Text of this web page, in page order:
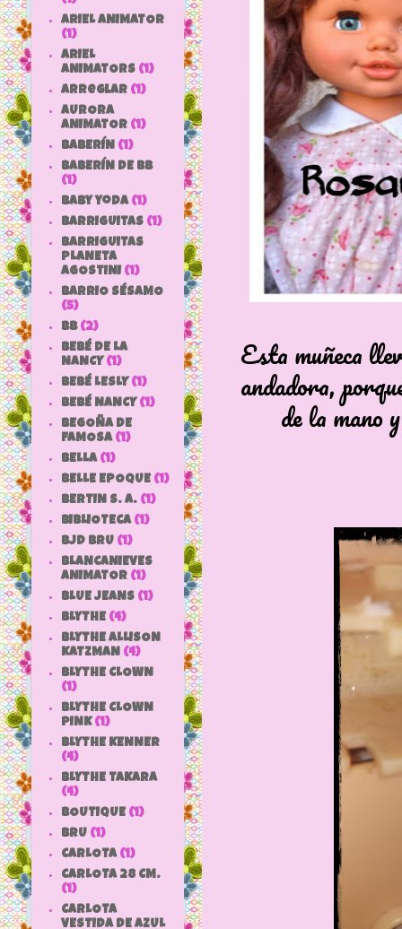
Esta muñeca
andadora,
de la mano
ARIEL ANIMATOR
(1)
ARIEL
ANIMATORS (1)
arreglar (1)
AURORA
ANIMATOR (1)
BABERÍN (1)
BABERÍN DE BB
(1)
baby yoda (1)
BARRIGUITAS (1)
BARRIGUITAS
PLANETA
AGOSTINI (1)
BARRIO SÉSAMO
(5)
bb (2)
BEBÉ DE LA
NANCY (1)
BEBÉ LESLY (1)
BEBÉ NANCY (1)
BEGOÑA DE
FAMOSA (1)
BELLA (1)
BELLE EPOQUE (1)
BERTIN S. A. (1)
BIBLIOTECA (1)
BJD BRU (1)
BLANCANIEVES
ANIMATOR (1)
BLUE JEANS (1)
BLYTHE (4)
BLYTHE ALLISON
KATZMAN (4)
BLYTHE CLOWN
(1)
BLYTHE CLOWN
PINK (1)
BLYTHE KENNER
(4)
BLYTHE TAKARA
(4)
BOUTIQUE (1)
BRU (1)
CARLOTA (1)
CARLOTA 28 CM.
(1)
CARLOTA
VESTIDA DE AZUL